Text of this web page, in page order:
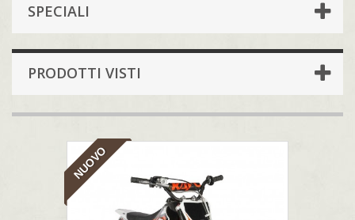
SPECIALI
PRODOTTI VISTI
NUOVO